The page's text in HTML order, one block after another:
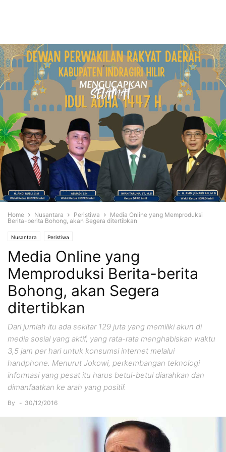
Home Nusantara Peristiwa
Media Online yang Memproduksi
Berita-berita Bohong, akan Segera ditertibkan
Nusantara Peristiwa
Media Online yang
Memproduksi Berita-berita
Bohong, akan Segera
ditertibkan
Dari jumlah itu ada sekitar 129 juta yang memiliki akun di
media sosial yang aktif, yang rata-rata menghabiskan waktu
3,5 jam per hari untuk konsumsi internet melalui
handphone. Menurut Jokowi, perkembangan teknologi
informasi yang pesat itu harus betul-betul diarahkan dan
dimanfaatkan ke arah yang positif.
By - 30/12/2016